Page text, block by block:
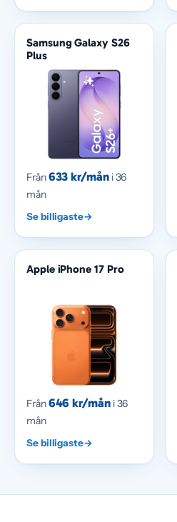
Samsung Galaxy S26
Plus
Från633 kr/måni 36
mån
Se billigaste→
Apple iPhone 17 Pro
Från646 kr/måni 36
mån
Se billigaste→